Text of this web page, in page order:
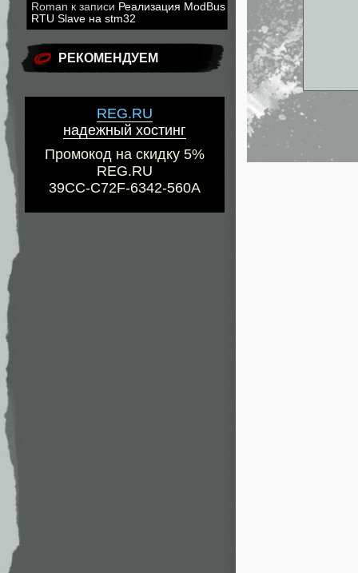
Roman к записи Реализация ModBus
RTU Slave на stm32
РЕКОМЕНДУЕМ
REG.RU
надежный хостинг
Промокод на скидку 5%
REG.RU
39CC-C72F-6342-560A